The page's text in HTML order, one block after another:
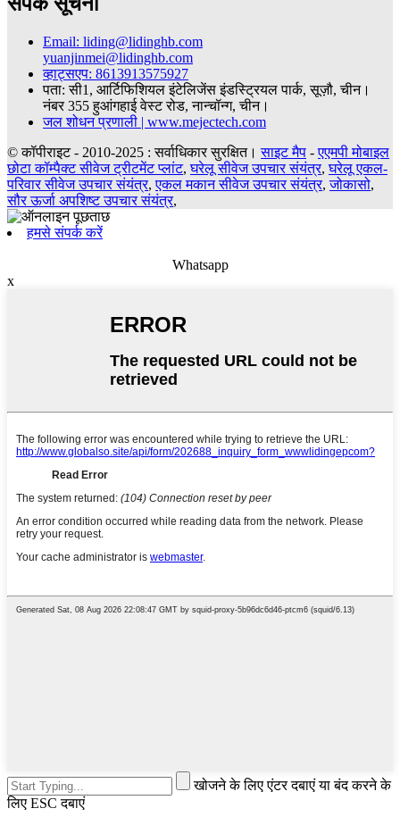
Email: liding@lidinghb.com
yuanjinmei@lidinghb.com
व्हाट्सएप: 8613913575927
पता: सी1, आर्टिफिशियल इंटेलिजेंस इंडस्ट्रियल पार्क, सूज़ौ, चीन।
नंबर 355 हुआंगहाई वेस्ट रोड, नान्चॉन्ग, चीन।
जल शोधन प्रणाली | www.mejectech.com
© कॉपीराइट - 2010-2025 : सर्वाधिकार सुरक्षित। साइट मैप -एएमपी मोबाइल
छोटा कॉम्पैक्ट सीवेज ट्रीटमेंट प्लांट,घरेलू सीवेज उपचार संयंत्र,घरेलू एकल-
परिवार सीवेज उपचार संयंत्र,एकल मकान सीवेज उपचार संयंत्र,जोकासो,
सौर ऊर्जा अपशिष्ट उपचार संयंत्र,
हमसे संपर्क करें
Whatsapp
x
खोजने के लिए एंटर दबाएं या बंद करने के
लिए ESC दबाएं